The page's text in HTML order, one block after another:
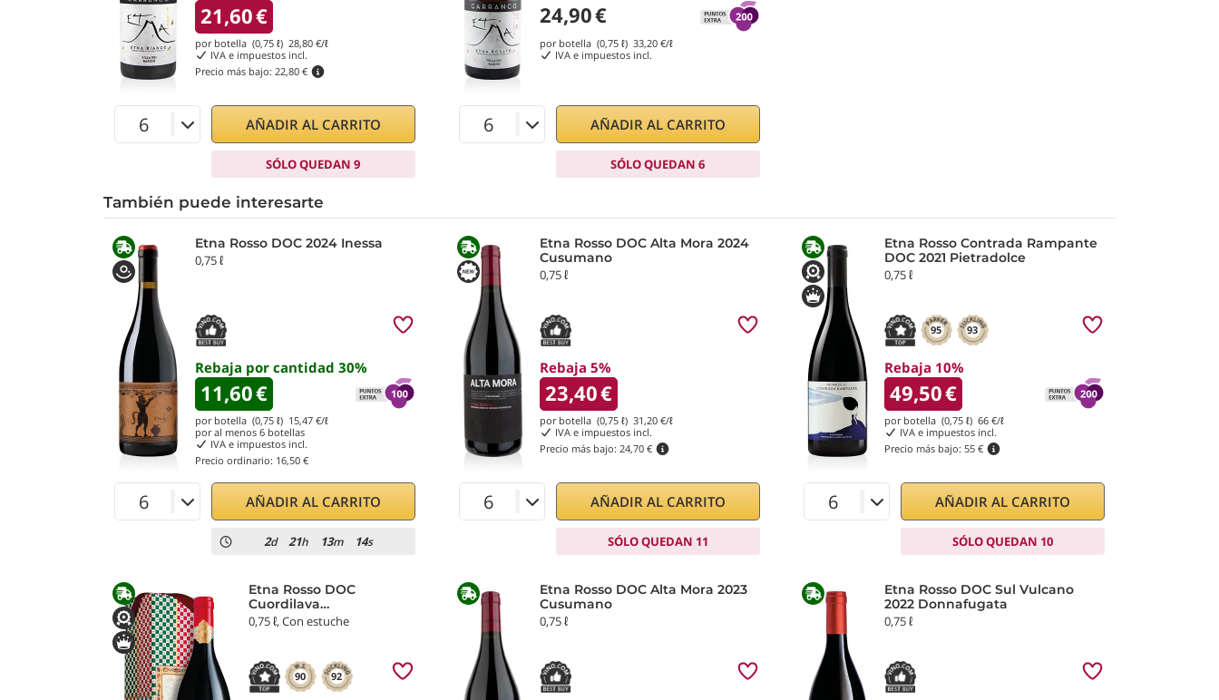
21,60€
por botella (0,75 ℓ) 28,80 €/ℓ
IVA e impuestos incl.
Precio más bajo: 22,80 €
AÑADIR AL CARRITO
SÓLO QUEDAN 9
24,90€
por botella (0,75 ℓ) 33,20 €/ℓ
IVA e impuestos incl.
AÑADIR AL CARRITO
SÓLO QUEDAN 6
También puede interesarte
Etna Rosso DOC 2024 Inessa
0,75 ℓ
Rebaja por cantidad 30%
11,60€
por botella (0,75 ℓ) 15,47 €/ℓ
por al menos 6 botellas
IVA e impuestos incl.
Precio ordinario: 16,50 €
AÑADIR AL CARRITO
2d 21h 13m 14s
Etna Rosso DOC Alta Mora 2024
Cusumano
0,75 ℓ
Rebaja 5%
23,40€
por botella (0,75 ℓ) 31,20 €/ℓ
IVA e impuestos incl.
Precio más bajo: 24,70 €
AÑADIR AL CARRITO
SÓLO QUEDAN 11
Etna Rosso Contrada Rampante
DOC 2021 Pietradolce
0,75 ℓ
95 93
Rebaja 10%
49,50€
por botella (0,75 ℓ) 66 €/ℓ
IVA e impuestos incl.
Precio más bajo: 55 €
AÑADIR AL CARRITO
SÓLO QUEDAN 10
Etna Rosso DOC
Cuordilava
Dolce&Gabbana 2020
Donnafugata
0,75 ℓ, Con estuche
90 92
Etna Rosso DOC Alta Mora 2023
Cusumano
0,75 ℓ
Etna Rosso DOC Sul Vulcano
2022 Donnafugata
0,75 ℓ